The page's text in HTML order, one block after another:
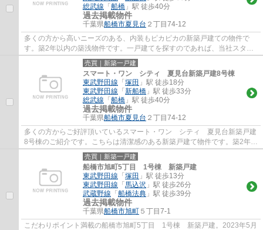
総武線 「 船橋 」駅 徒歩40分
過去掲載物件
千葉県船橋市夏見台 ２丁目74-12
多くの方から高いニーズのある、内装もピカピカの新築戸建ての物件で
す。築2年以内の築浅物件です。一戸建てを探すのであれば、当社スタッ
フがお手伝いいたします。船橋市の東武野田線...
売買｜新築一戸建
スマート・ワン シティ 夏見台新築戸建8号棟
東武野田線 「 塚田 」駅 徒歩18分
東武野田線 「 新船橋 」駅 徒歩33分
総武線 「 船橋 」駅 徒歩40分
過去掲載物件
千葉県船橋市夏見台 ２丁目74-12
多くの方からご好評頂いているスマート・ワン シティ 夏見台新築戸建
8号棟のご紹介です。こちらは清潔感のある新築戸建て物件です。築2年以
内の築浅物件です。船橋市についてお問い...
売買｜新築一戸建
船橋市旭町5丁目 1号棟 新築戸建
東武野田線 「 塚田 」駅 徒歩13分
東武野田線 「 馬込沢 」駅 徒歩26分
武蔵野線 「 船橋法典 」駅 徒歩39分
過去掲載物件
千葉県船橋市旭町 ５丁目7-1
こだわりポイント満載の船橋市旭町5丁目 1号棟 新築戸建。2023年5月